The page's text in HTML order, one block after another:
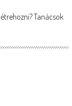
Tanácsok